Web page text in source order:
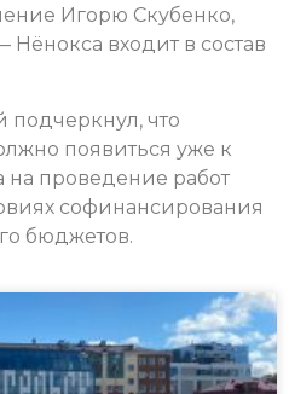
Игорю Скубенко,
Нёнокса входит в состав
что
появиться уже к
на проведение работ
софинансирования
бюджетов.